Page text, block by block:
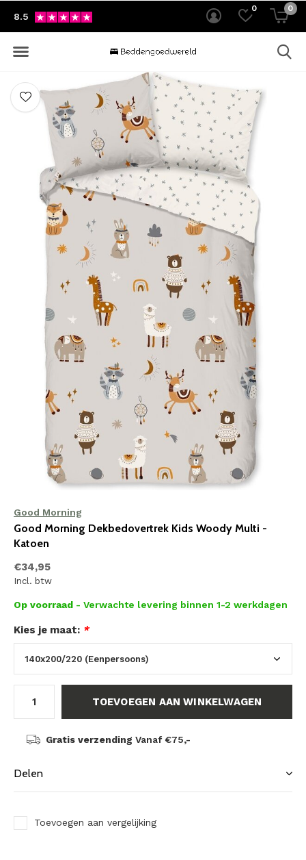
0 0
8.5
Good Morning
Good Morning Dekbedovertrek Kids Woody Multi -
Katoen
€34,95
Incl. btw
Op voorraad - Verwachte levering binnen 1-2 werkdagen
Kies je maat: *
TOEVOEGEN AAN WINKELWAGEN
Gratis verzending Vanaf €75,-
Delen
Toevoegen aan vergelijking